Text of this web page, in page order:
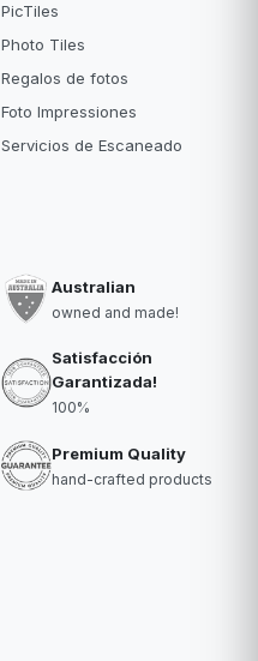
PicTiles
Photo Tiles
Regalos de fotos
Foto Impressiones
Servicios de Escaneado
Australian
owned and made!
Satisfacción
Garantizada!
100%
Premium Quality
hand-crafted products